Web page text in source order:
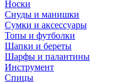
Носки
Снуды и манишки
Сумки и аксессуары
Топы и футболки
Шапки и береты
Шарфы и палантины
Инструмент
Спицы